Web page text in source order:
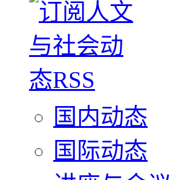
国内动态
国际动态